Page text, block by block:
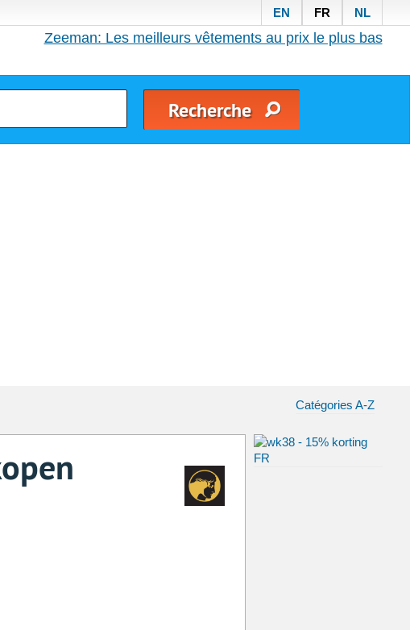
EN FR NL
Zeeman: Les meilleurs vêtements au prix le plus bas
Catégories A-Z